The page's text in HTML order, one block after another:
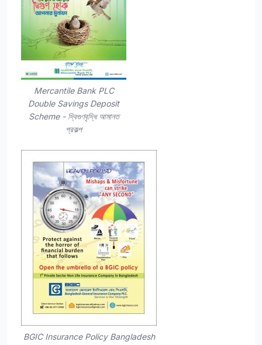
Mercantile Bank PLC
Double Savings Deposit
Scheme - দ্বিগুণবৃদ্ধি আমানত
প্রকল্প
BGIC Insurance Policy Bangladesh